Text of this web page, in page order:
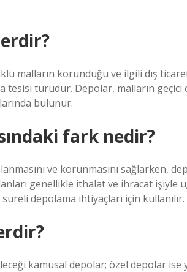
malların korunduğu ve ilgili dış
tesisi türüdür. Depolar, malların geçici
bulunur.
fark nedir?
ve korunmasını sağlarken,
genellikle ithalat ve ihracat işiyle
depolama ihtiyaçları için kullanılır.
kamusal depolar; özel depolar ise